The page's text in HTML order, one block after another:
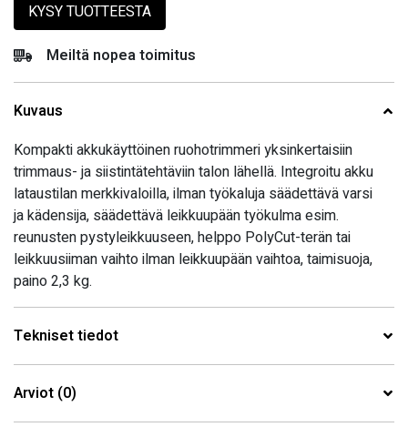
KYSY TUOTTEESTA
Meiltä nopea toimitus
Kuvaus
Kompakti akkukäyttöinen ruohotrimmeri yksinkertaisiin
trimmaus- ja siistintätehtäviin talon lähellä. Integroitu akku
lataustilan merkkivaloilla, ilman työkaluja säädettävä varsi
ja kädensija, säädettävä leikkuupään työkulma esim.
reunusten pystyleikkuuseen, helppo PolyCut-terän tai
leikkuusiiman vaihto ilman leikkuupään vaihtoa, taimisuoja,
paino 2,3 kg.
Tekniset tiedot
Arviot (0)